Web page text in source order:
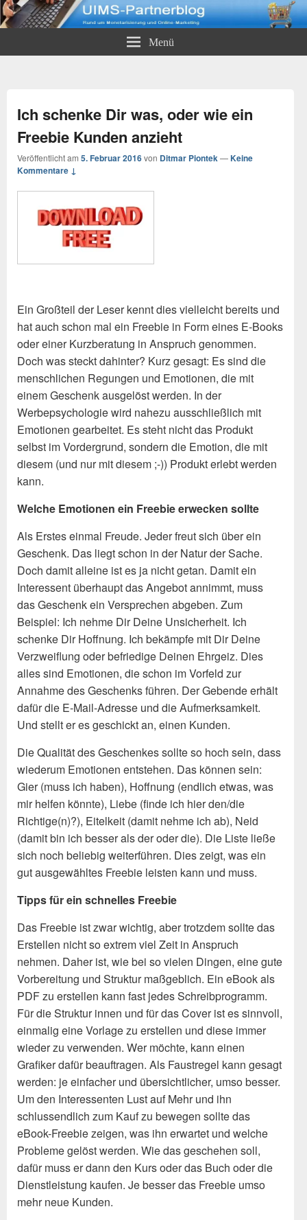
UIMS-Partnerblog
Rund um Monetarisierung und Online-Marketing
Menü
Ich schenke Dir was, oder wie ein
Freebie Kunden anzieht
Veröffentlicht am 5. Februar 2016von Ditmar Piontek—Keine
Kommentare ↓
Ein Großteil der Leser kennt dies vielleicht bereits und
hat auch schon mal ein Freebie in Form eines E-Books
oder einer Kurzberatung in Anspruch genommen.
Doch was steckt dahinter? Kurz gesagt: Es sind die
menschlichen Regungen und Emotionen, die mit
einem Geschenk ausgelöst werden. In der
Werbepsychologie wird nahezu ausschließlich mit
Emotionen gearbeitet. Es steht nicht das Produkt
selbst im Vordergrund, sondern die Emotion, die mit
diesem (und nur mit diesem ;-)) Produkt erlebt werden
kann.
Welche Emotionen ein Freebie erwecken sollte
Als Erstes einmal Freude. Jeder freut sich über ein
Geschenk. Das liegt schon in der Natur der Sache.
Doch damit alleine ist es ja nicht getan. Damit ein
Interessent überhaupt das Angebot annimmt, muss
das Geschenk ein Versprechen abgeben. Zum
Beispiel: Ich nehme Dir Deine Unsicherheit. Ich
schenke Dir Hoffnung. Ich bekämpfe mit Dir Deine
Verzweiflung oder befriedige Deinen Ehrgeiz. Dies
alles sind Emotionen, die schon im Vorfeld zur
Annahme des Geschenks führen. Der Gebende erhält
dafür die E-Mail-Adresse und die Aufmerksamkeit.
Und stellt er es geschickt an, einen Kunden.
Die Qualität des Geschenkes sollte so hoch sein, dass
wiederum Emotionen entstehen. Das können sein:
Gier (muss ich haben), Hoffnung (endlich etwas, was
mir helfen könnte), Liebe (finde ich hier den/die
Richtige(n)?), Eitelkeit (damit nehme ich ab), Neid
(damit bin ich besser als der oder die). Die Liste ließe
sich noch beliebig weiterführen. Dies zeigt, was ein
gut ausgewähltes Freebie leisten kann und muss.
Tipps für ein schnelles Freebie
Das Freebie ist zwar wichtig, aber trotzdem sollte das
Erstellen nicht so extrem viel Zeit in Anspruch
nehmen. Daher ist, wie bei so vielen Dingen, eine gute
Vorbereitung und Struktur maßgeblich. Ein eBook als
PDF zu erstellen kann fast jedes Schreibprogramm.
Für die Struktur innen und für das Cover ist es sinnvoll,
einmalig eine Vorlage zu erstellen und diese immer
wieder zu verwenden. Wer möchte, kann einen
Grafiker dafür beauftragen. Als Faustregel kann gesagt
werden: je einfacher und übersichtlicher, umso besser.
Um den Interessenten Lust auf Mehr und ihn
schlussendlich zum Kauf zu bewegen sollte das
eBook-Freebie zeigen, was ihn erwartet und welche
Probleme gelöst werden. Wie das geschehen soll,
dafür muss er dann den Kurs oder das Buch oder die
Dienstleistung kaufen. Je besser das Freebie umso
mehr neue Kunden.